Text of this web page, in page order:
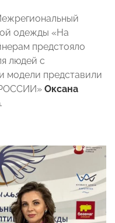
одежды «На
предстояло
людей с
модели представили
Оксана
.